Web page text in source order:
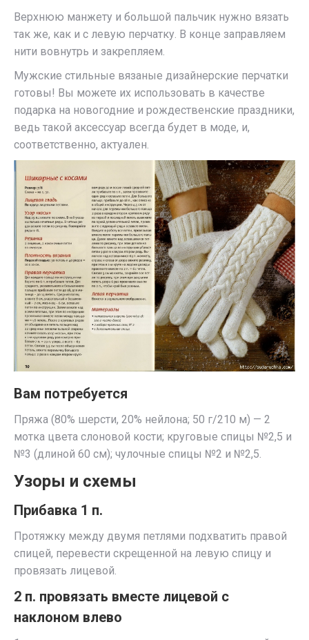
Верхнюю манжету и большой пальчик нужно вязать
так же, как и с левую перчатку. В конце заправляем
нити вовнутрь и закрепляем.
Мужские стильные вязаные дизайнерские перчатки
готовы! Вы можете их использовать в качестве
подарка на новогодние и рождественские праздники,
ведь такой аксессуар всегда будет в моде, и,
соответственно, актуален.
Вам потребуется
Пряжа (80% шерсти, 20% нейлона; 50 г/210 м) — 2
мотка цвета слоновой кости; круговые спицы №2,5 и
№3 (длиной 60 см); чулочные спицы №2 и №2,5.
Узоры и схемы
Прибавка 1 п.
Протяжку между двумя петлями подхватить правой
спицей, перевести скрещенной на левую спицу и
провязать лицевой.
2 п. провязать вместе лицевой с
наклоном влево